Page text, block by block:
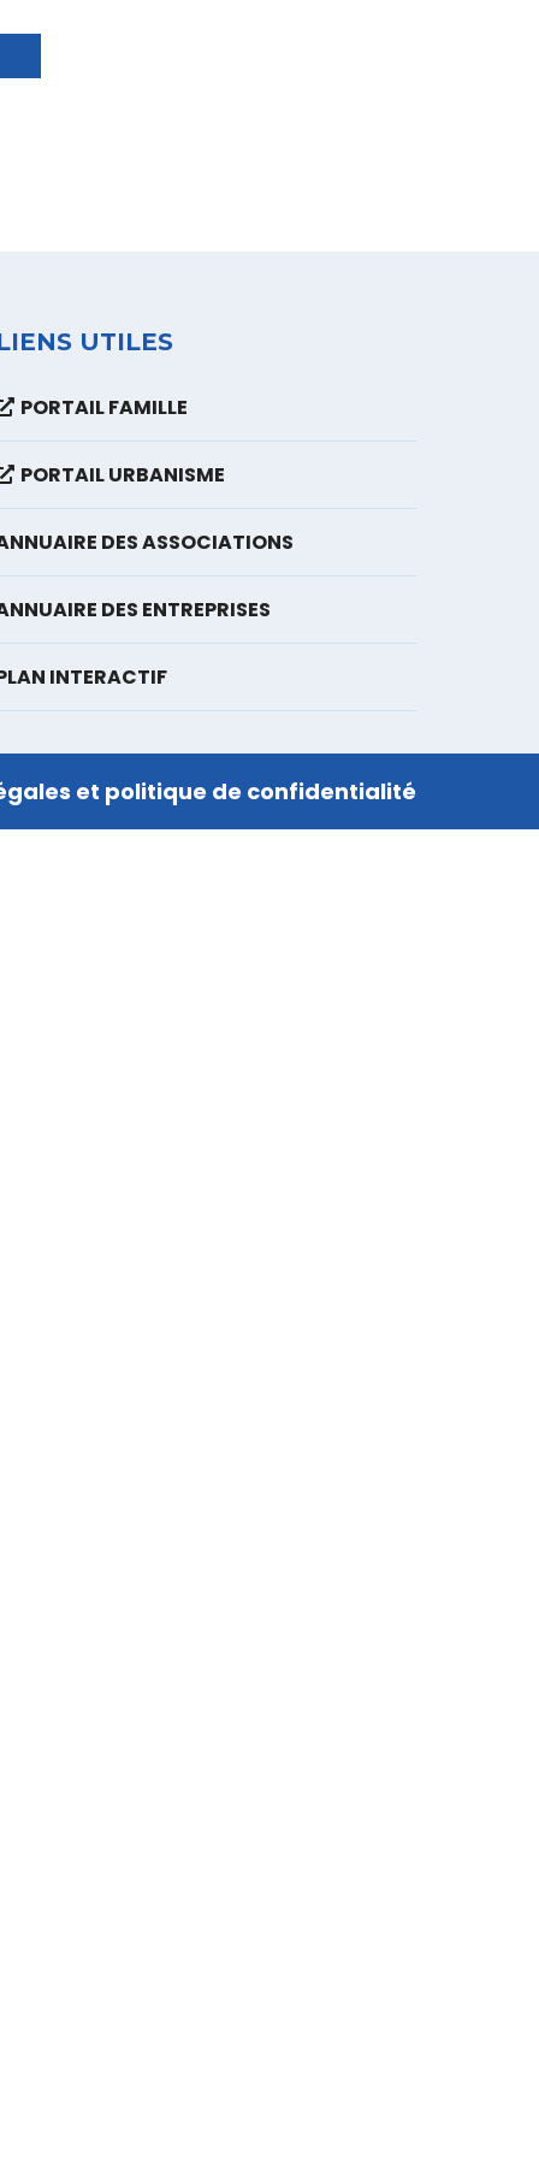
UTILES
PORTAIL FAMILLE
PORTAIL URBANISME
DES ASSOCIATIONS
DES ENTREPRISES
INTERACTIF
et politique de confidentialité